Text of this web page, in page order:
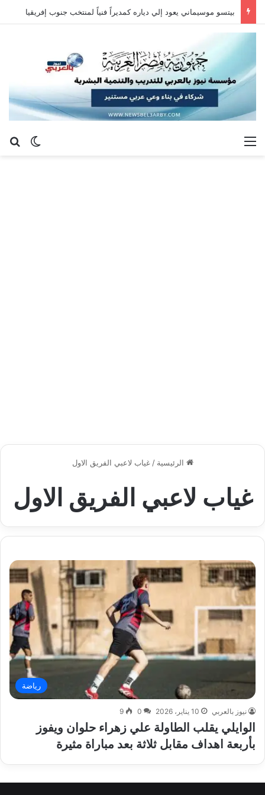
بيتسو موسيماني يعود إلي دياره كمديراً فنياً لمنتخب جنوب إفريقيا
الوضع القائمة
الرئيسية / غياب لاعبي الفريق الاول
غياب لاعبي الفريق الاول
رياضة
نيوز بالعربي 10 يناير، 2026 0
9
الوايلي يقلب الطاولة علي زهراء حلوان ويفوز
بأربعة اهداف مقابل ثلاثة بعد مباراة مثيرة